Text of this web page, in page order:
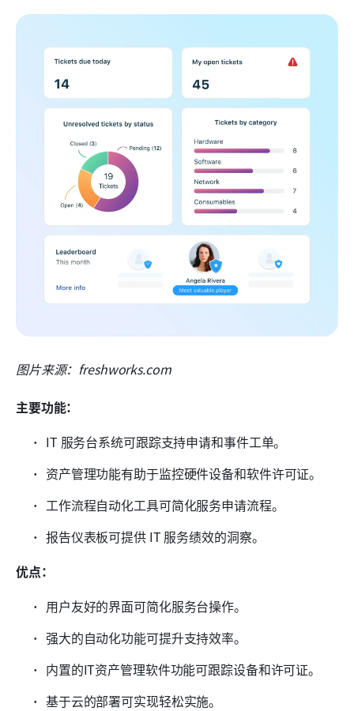
图片来源：freshworks.com
主要功能：
IT 服务台系统可跟踪支持申请和事件工单。
资产管理功能有助于监控硬件设备和软件许可证。
工作流程自动化工具可简化服务申请流程。
报告仪表板可提供 IT 服务绩效的洞察。
优点：
用户友好的界面可简化服务台操作。
强大的自动化功能可提升支持效率。
内置的IT资产管理软件功能可跟踪设备和许可证。
基于云的部署可实现轻松实施。